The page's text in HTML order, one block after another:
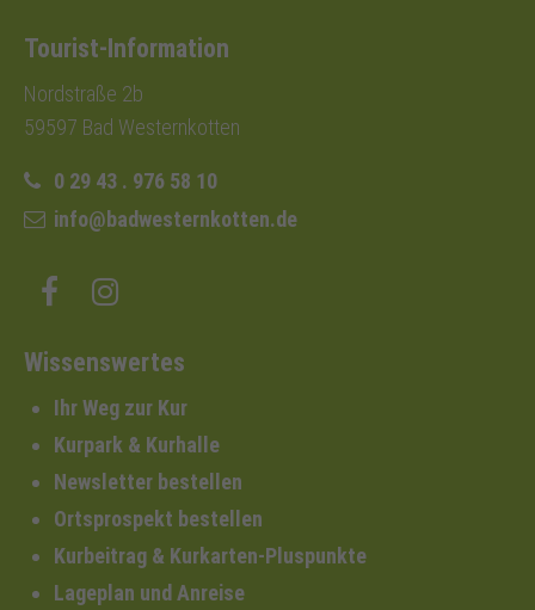
Tourist-Information
Nordstraße 2b
59597 Bad Westernkotten
0 29 43 . 976 58 10
info@badwesternkotten.de
Wissenswertes
Ihr Weg zur Kur
Kurpark & Kurhalle
Newsletter bestellen
Ortsprospekt bestellen
Kurbeitrag & Kurkarten-Pluspunkte
Lageplan und Anreise